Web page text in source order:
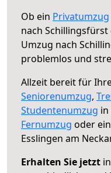
Ob ein Privatumzug
nach
Umzug nach
problemlos und
Allzeit bereit für
Seniorenumzug,
Studentenumzug in
Fernumzug oder
Esslingen am
Erhalten Sie jetzt